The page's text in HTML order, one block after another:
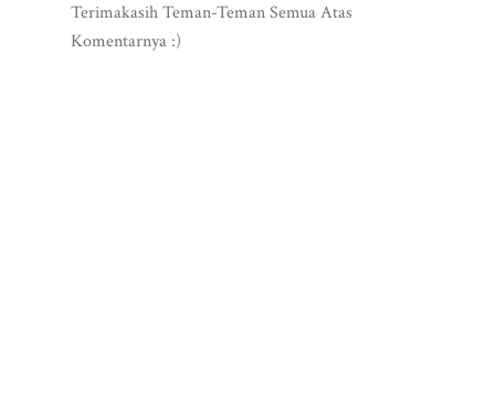
Terimakasih Teman-Teman Semua Atas
Komentarnya :)